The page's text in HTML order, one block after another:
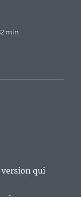
min
version qui